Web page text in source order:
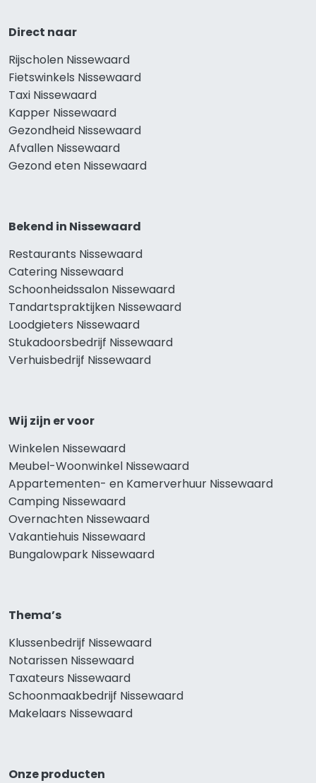
Direct naar
Rijscholen Nissewaard
Fietswinkels Nissewaard
Taxi Nissewaard
Kapper Nissewaard
Gezondheid Nissewaard
Afvallen Nissewaard
Gezond eten Nissewaard
Bekend in Nissewaard
Restaurants Nissewaard
Catering Nissewaard
Schoonheidssalon Nissewaard
Tandartspraktijken Nissewaard
Loodgieters Nissewaard
Stukadoorsbedrijf Nissewaard
Verhuisbedrijf Nissewaard
Wij zijn er voor
Winkelen Nissewaard
Meubel-Woonwinkel Nissewaard
Appartementen- en Kamerverhuur Nissewaard
Camping Nissewaard
Overnachten Nissewaard
Vakantiehuis Nissewaard
Bungalowpark Nissewaard
Thema’s
Klussenbedrijf Nissewaard
Notarissen Nissewaard
Taxateurs Nissewaard
Schoonmaakbedrijf Nissewaard
Makelaars Nissewaard
Onze producten